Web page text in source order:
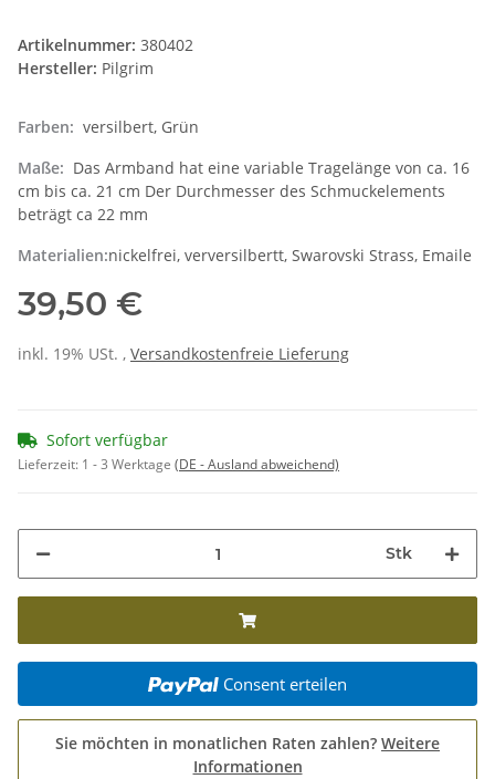
Artikelnummer: 380402
Hersteller: Pilgrim
Farben: versilbert, Grün
Maße: Das Armband hat eine variable Tragelänge von ca. 16
cm bis ca. 21 cm Der Durchmesser des Schmuckelements
beträgt ca 22 mm
Materialien:nickelfrei, verversilbertt, Swarovski Strass, Emaile
39,50 €
inkl. 19% USt. , Versandkostenfreie Lieferung
Sofort verfügbar
Lieferzeit: 1 - 3 Werktage (DE - Ausland abweichend)
Stk
Consent erteilen
Sie möchten in monatlichen Raten zahlen? Weitere
Informationen